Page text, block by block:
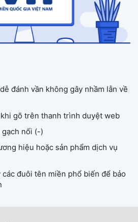
đánh vần không gây nhầm lẫn về
gõ trên thanh trình duyệt web
gạch nối (-)
hiệu hoặc sản phẩm dịch vụ
các đuôi tên miền phổ biến để bảo